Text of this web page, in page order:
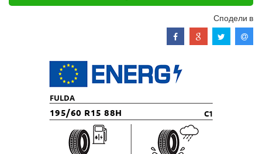
Сподели в
FULDA
195/60 R15 88H C1